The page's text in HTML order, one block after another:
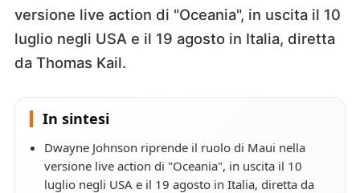
versione live action di "Oceania", in uscita il 10
luglio negli USA e il 19 agosto in Italia, diretta
da Thomas Kail.
In sintesi
Dwayne Johnson riprende il ruolo di Maui nella
versione live action di "Oceania", in uscita il 10
luglio negli USA e il 19 agosto in Italia, diretta da